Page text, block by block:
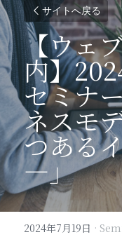
サイトへ戻る
【ウェ
内】
セミナ
ネスモ
つある
―」
2024年7月19日 ·